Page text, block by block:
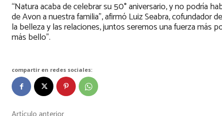
“Natura acaba de celebrar su 50° aniversario, y no podría
de Avon a nuestra familia”, afirmó Luiz Seabra, cofundador
la belleza y las relaciones, juntos seremos una fuerza más
más bello”.
compartir en redes sociales: